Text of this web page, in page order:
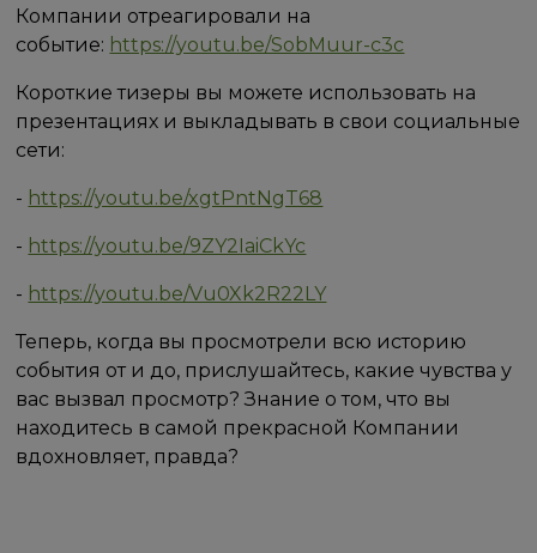
Компании отреагировали на
событие: https://youtu.be/SobMuur-c3c
Короткие тизеры вы можете использовать на
презентациях и выкладывать в свои социальные
сети:
- https://youtu.be/xgtPntNgT68
- https://youtu.be/9ZY2IaiCkYc
- https://youtu.be/Vu0Xk2R22LY
Теперь, когда вы просмотрели всю историю
события от и до, прислушайтесь, какие чувства у
вас вызвал просмотр? Знание о том, что вы
находитесь в самой прекрасной Компании
вдохновляет, правда?